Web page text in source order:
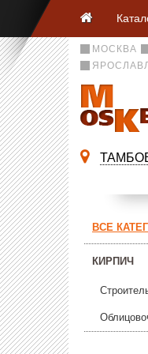
МОСКВА
ВСЕ
КИРПИЧ